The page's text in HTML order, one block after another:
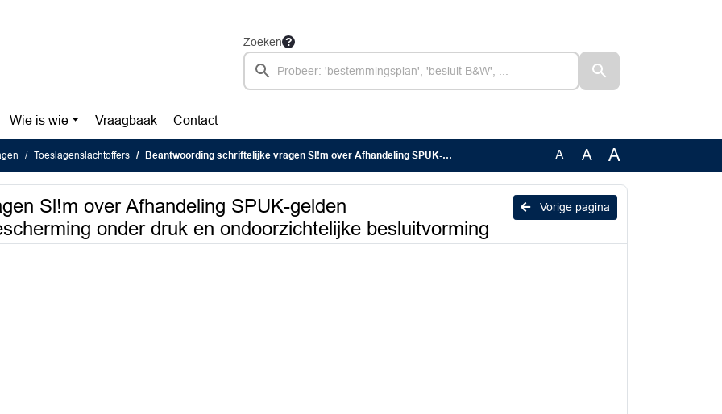
Zoeken
Wie is wie Vraagbaak Contact
Toeslagenslachtoffers Beantwoording schriftelijke vragen Sl!m over Afhandeling SPUK-gelden toeslagenschandaal - rechtsbescherming onder druk en ondoorzichtelijke besluitvorming A A A
Vorige pagina
Sl!m over Afhandeling SPUK-gelden
onder druk en ondoorzichtelijke besluitvorming